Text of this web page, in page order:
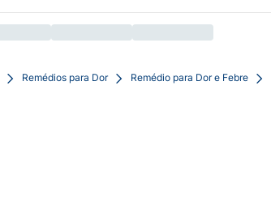
Remédios para Dor Remédio para Dor e Febre